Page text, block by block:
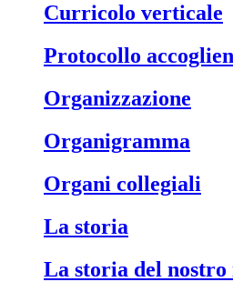
Curricolo verticale
Protocollo
Organizzazione
Organigramma
Organi collegiali
La storia
La storia del